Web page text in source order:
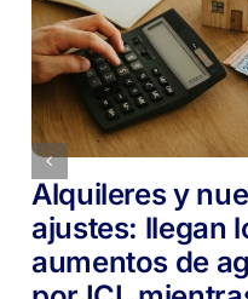
Alquileres y
ajustes: llegan
aumentos de